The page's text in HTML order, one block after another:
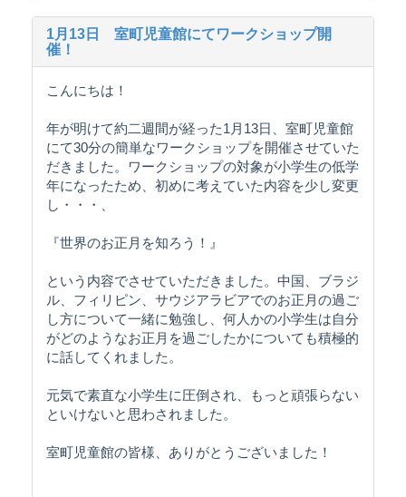
1月13日 室町児童館にてワークショップ開
催！
こんにちは！
年が明けて約二週間が経った1月13日、室町児童館
にて30分の簡単なワークショップを開催させていた
だきました。ワークショップの対象が小学生の低学
年になったため、初めに考えていた内容を少し変更
し・・・、
『世界のお正月を知ろう！』
という内容でさせていただきました。中国、ブラジ
ル、フィリピン、サウジアラビアでのお正月の過ご
し方について一緒に勉強し、何人かの小学生は自分
がどのようなお正月を過ごしたかについても積極的
に話してくれました。
元気で素直な小学生に圧倒され、もっと頑張らない
といけないと思わされました。
室町児童館の皆様、ありがとうございました！